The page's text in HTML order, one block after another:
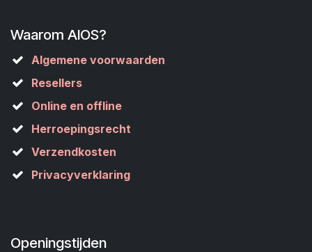
Waarom AIOS?
Algemene voorwaarden
Resellers
Online en offline
Herroepingsrecht
Verzendkosten
Privacyverklaring
Openingstijden